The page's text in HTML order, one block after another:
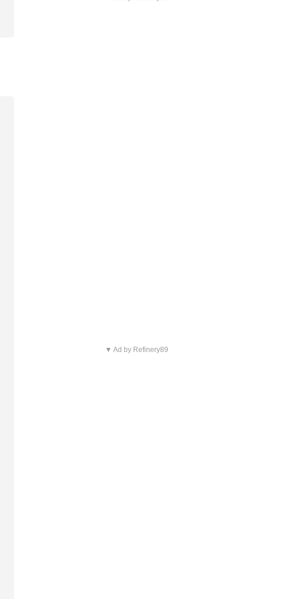
▼ Ad by Refinery89